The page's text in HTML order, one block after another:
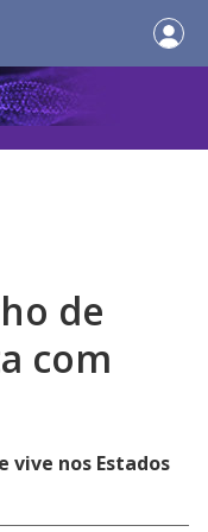
de
com
nos Estados